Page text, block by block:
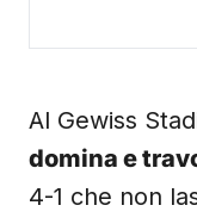
Al Gewiss
domina e
4-1 che non